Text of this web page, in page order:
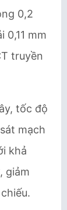
0,2
0,11 mm
truyền
tốc độ
mạch
khả
giảm